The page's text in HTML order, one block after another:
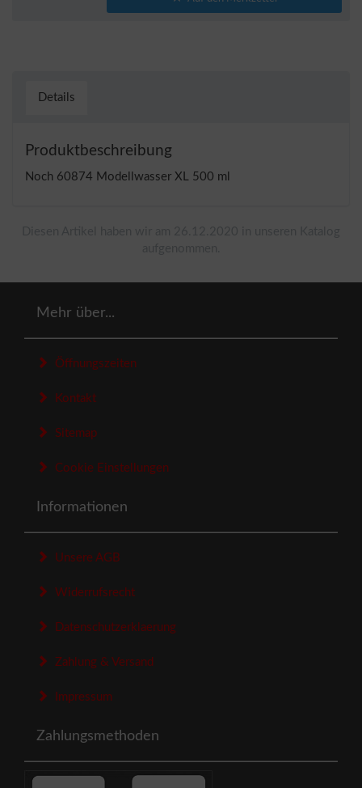
Details
Produktbeschreibung
Noch 60874 Modellwasser XL 500 ml
Mehr über...
Öffnungszeiten
Kontakt
Sitemap
Cookie Einstellungen
Informationen
Unsere AGB
Widerrufsrecht
Datenschutzerklaerung
Zahlung & Versand
Impressum
Zahlungsmethoden